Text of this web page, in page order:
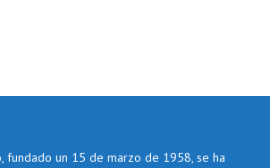
fundado un 15 de marzo de 1958, se ha